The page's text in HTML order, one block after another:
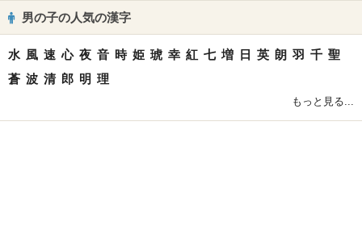
男の子の人気の漢字
水 風 速 心 夜 音 時 姫 琥 幸 紅 七 増 日 英 朗 羽 千 聖
蒼 波 清 郎 明 理
もっと見る...